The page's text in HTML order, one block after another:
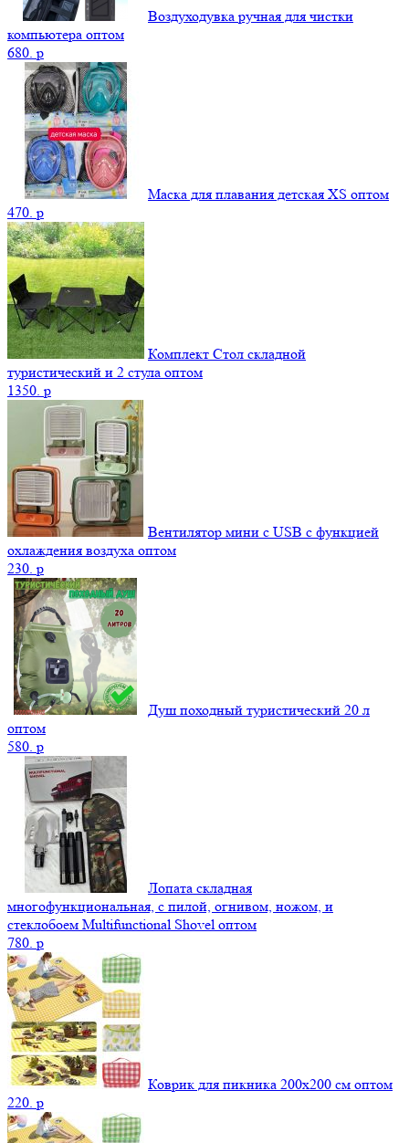
Воздуходувка ручная для чистки
компьютера оптом
680. p
Маска для плавания детская XS оптом
470. p
Комплект Стол складной
туристический и 2 стула оптом
1350. p
Вентилятор мини с USB с функцией
охлаждения воздуха оптом
230. p
Душ походный туристический 20 л
оптом
580. p
Лопата складная
многофункциональная, с пилой, огнивом, ножом, и
стеклобоем Multifunctional Shovel оптом
780. p
Коврик для пикника 200х200 см оптом
220. p